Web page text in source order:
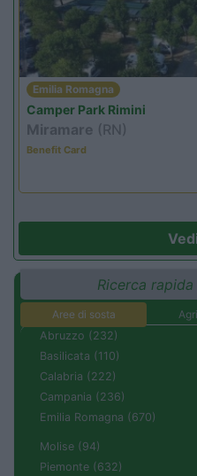
Emilia Romagna
Camper Park Rimini
Miramare (RN)
Benefit Card
Ricerca
Aree di sosta
Abruzzo (232)
Basilicata (110)
Calabria (222)
Campania (236)
Emilia Romagna (670)
Molise (94)
Piemonte (632)